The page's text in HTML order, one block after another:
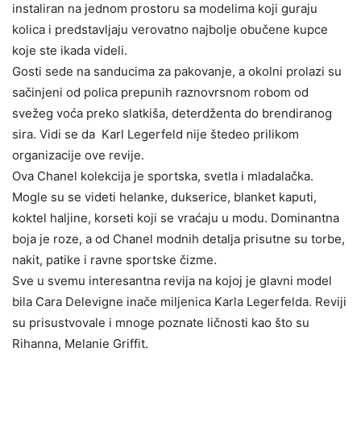
instaliran na jednom prostoru sa modelima koji guraju
kolica i predstavljaju verovatno najbolje obučene kupce
koje ste ikada videli.
Gosti sede na sanducima za pakovanje, a okolni prolazi su
sačinjeni od polica prepunih raznovrsnom robom od
svežeg voća preko slatkiša, deterdženta do brendiranog
sira. Vidi se da Karl Legerfeld nije štedeo prilikom
organizacije ove revije.
Ova Chanel kolekcija je sportska, svetla i mladalačka.
Mogle su se videti helanke, dukserice, blanket kaputi,
koktel haljine, korseti koji se vraćaju u modu. Dominantna
boja je roze, a od Chanel modnih detalja prisutne su torbe,
nakit, patike i ravne sportske čizme.
Sve u svemu interesantna revija na kojoj je glavni model
bila Cara Delevigne inače miljenica Karla Legerfelda. Reviji
su prisustvovale i mnoge poznate ličnosti kao što su
Rihanna, Melanie Griffit.